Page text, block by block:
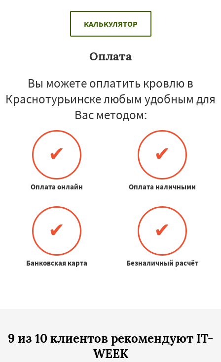
КАЛЬКУЛЯТОР
Оплата
Вы можете оплатить кровлю в
Краснотурьинске любым удобным для
Вас методом:
✔
Оплата онлайн
✔
Оплата наличными
✔
Банковская карта
✔
Безналичный расчёт
9 из 10 клиентов рекомендуют IT-
WEEK